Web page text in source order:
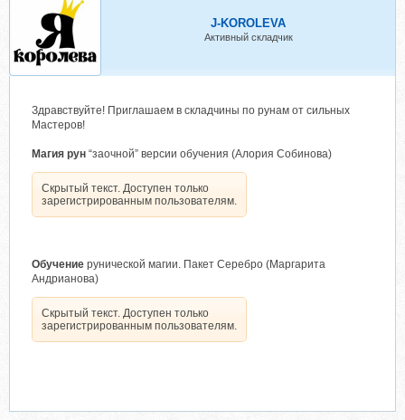
J-KOROLEVA
Активный складчик
Здравствуйте! Приглашаем в складчины по рунам от сильных
Мастеров!
Магия рун “заочной” версии обучения (Алория Собинова)
Скрытый текст. Доступен только
зарегистрированным пользователям.
Обучение рунической магии. Пакет Серебро (Маргарита
Андрианова)
Скрытый текст. Доступен только
зарегистрированным пользователям.